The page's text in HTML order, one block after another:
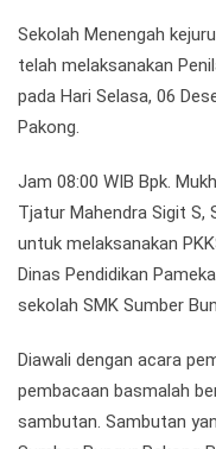
Sekolah Menengah
telah melaksanakan
pada Hari Selasa, 06
Pakong.
Jam 08:00 WIB Bpk.
Tjatur Mahendra Sigit S,
untuk melaksanakan
Dinas Pendidikan
sekolah SMK Sumber
Diawali dengan acara
pembacaan basmalah
sambutan. Sambutan